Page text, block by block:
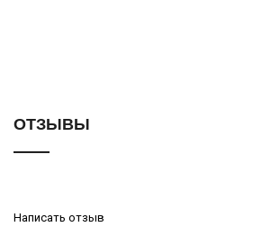
ОТЗЫВЫ
Написать отзыв